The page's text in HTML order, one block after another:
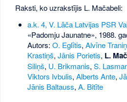
Raksti, ko uzrakstījis L. Mačabeli:
a.k. 4, V. Lāča Latvijas PSR
«Padomju Jaunatne», 1988.
Autors: O. Eglītis, Alvīne
Krastiņš, Jānis Porietis, L.
Siliņš, U. Brikmanis, S.
Viktors Ivbulis, Alberts Ante,
Jānis Baltauss, A. Bitīte